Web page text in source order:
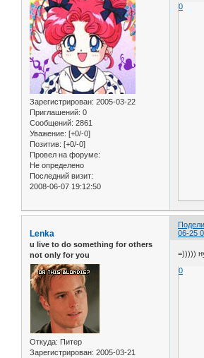
Зарегистрирован: 2005-03-22
Приглашений: 0
Сообщений: 2861
Уважение: [+0/-0]
Позитив: [+0/-0]
Провел на форуме:
Не определено
Последний визит:
2008-06-07 19:12:50
0
06-25
Lenka
u live to do something for others
not only for you
Откуда: Питер
Зарегистрирован: 2005-03-21
=)))))
0